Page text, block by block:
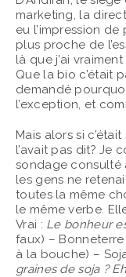
marketing, la
eu l’impression
plus proche de
là que j’ai
Que la bio c’était
demandé
l’exception, et
Mais alors si
l’avait pas dit? Je
sondage consulté
les gens ne
toutes la même
le même verbe.
Vrai : Le bonheur
faux) – Bonneterre
à la bouche) –
graines de soja ?